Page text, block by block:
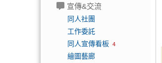
宣傳&交流
同人社團
工作委託
同人宣傳看板 4
繪圖藝廊